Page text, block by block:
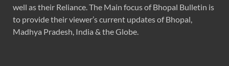
well as their Reliance. The Main focus of Bhopal Bulletin is
to provide their viewer’s current updates of Bhopal,
Madhya Pradesh, India & the Globe.